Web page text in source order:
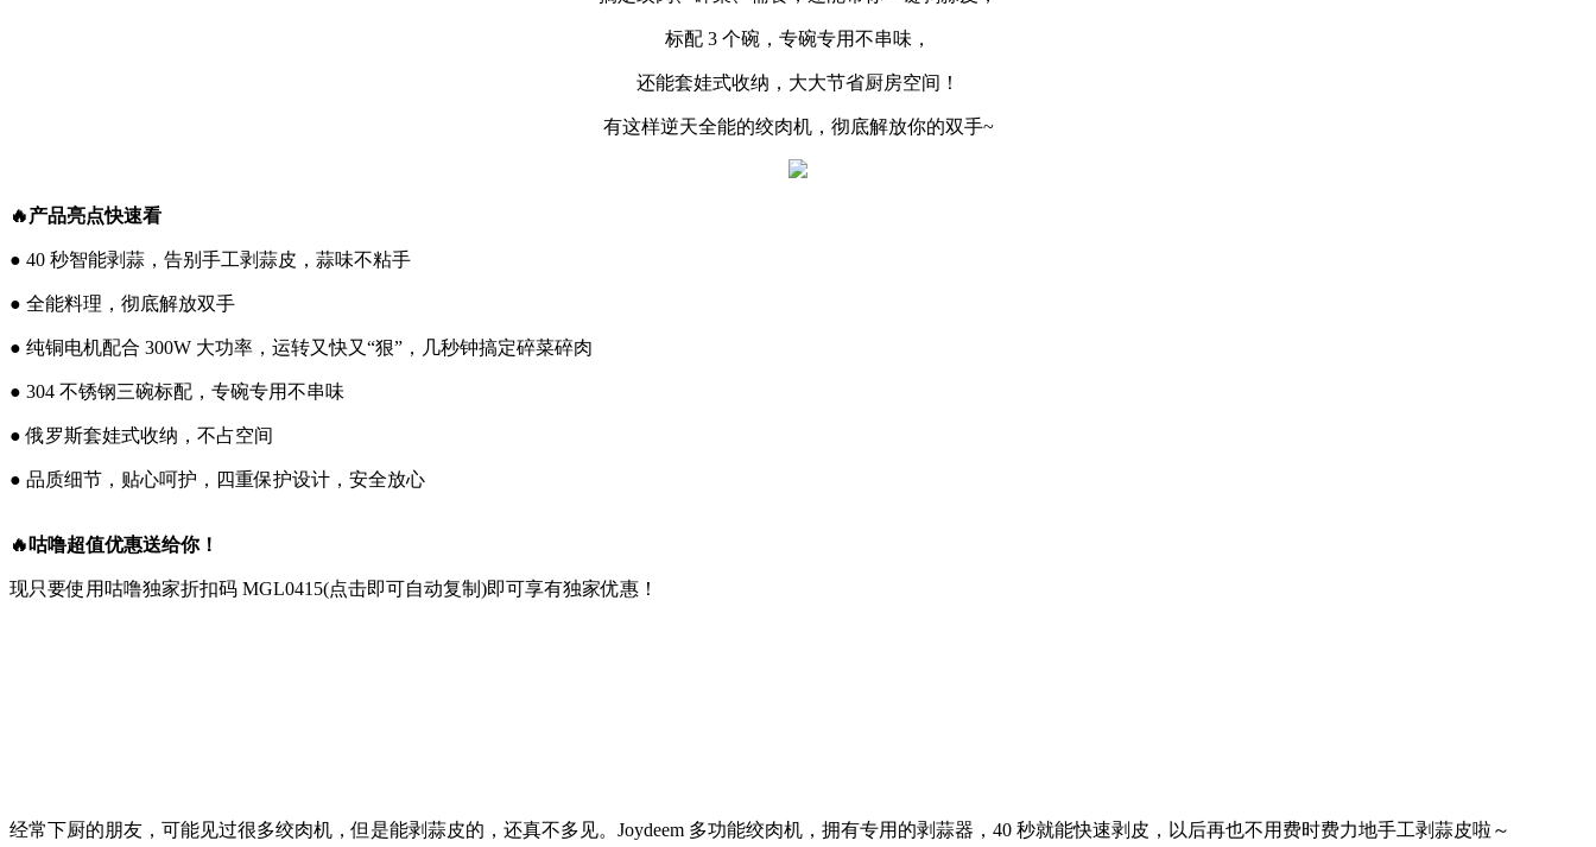
标配 3 个碗，专碗专用不串味，
还能套娃式收纳，大大节省厨房空间！
有这样逆天全能的绞肉机，彻底解放你的双手~
🔥产品亮点快速看
● 40 秒智能剥蒜，告别手工剥蒜皮，蒜味不粘手
● 全能料理，彻底解放双手
● 纯铜电机配合 300W 大功率，运转又快又“狠”，几秒钟搞定碎菜碎肉
● 304 不锈钢三碗标配，专碗专用不串味
● 俄罗斯套娃式收纳，不占空间
● 品质细节，贴心呵护，四重保护设计，安全放心
🔥咕噜超值优惠送给你！
现只要使用咕噜独家折扣码 MGL0415(点击即可自动复制)即可享有独家优惠！
经常下厨的朋友，可能见过很多绞肉机，但是能剥蒜皮的，还真不多见。Joydeem 多功能绞肉机，拥有专用的剥蒜器，40 秒就能快速剥皮，以后再也不用费时费力地手工剥蒜皮啦～